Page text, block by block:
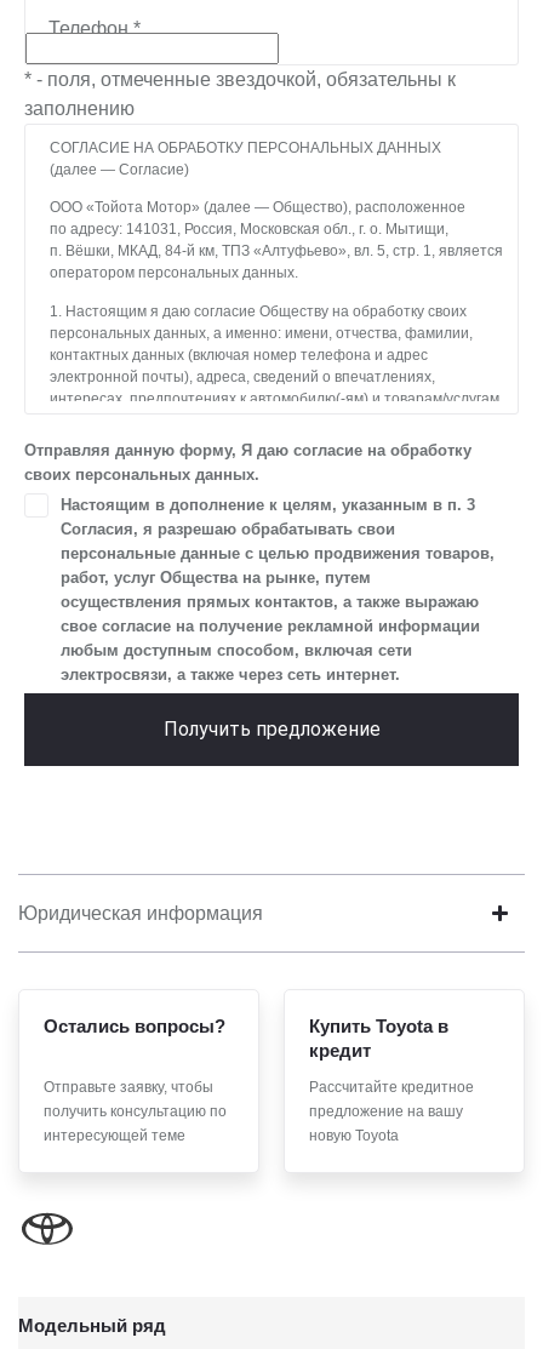
Телефон*
* - поля, отмеченные звездочкой, обязательны к
заполнению
СОГЛАСИЕ НА ОБРАБОТКУ ПЕРСОНАЛЬНЫХ ДАННЫХ
(далее — Согласие)
ООО «Тойота Мотор» (далее — Общество), расположенное
по адресу: 141031, Россия, Московская обл., г. о. Мытищи,
п. Вёшки, МКАД, 84-й км, ТПЗ «Алтуфьево», вл. 5, стр. 1, является
оператором персональных данных.
1. Настоящим я даю согласие Обществу на обработку своих
персональных данных, а именно: имени, отчества, фамилии,
контактных данных (включая номер телефона и адрес
электронной почты), адреса, сведений о впечатлениях,
интересах, предпочтениях к автомобилю(-ям) и товарам/услугам,
устройства и модели мобильного телефона посетителя сайта,
уникального идентификатора посетителя сайта,
предпочтительного времени и способа для контакта, истории
контактов.
следующие действия: сбор, запись, систематизация,
накопление, хранение, уточнение (обновление, изменение),
извлечение, использование, передача (предоставление, доступ),
блокирование, удаление, уничтожение персональных данных.
Общество обрабатывает персональные данные
с использованием средств автоматизации.
осуществление взаимодействия Общества с посетителями
5. Данное Согласие действует до момента достижения цели
что Общество будет обрабатывать данные только в случае, если
6. Согласие может быть отозвано путем направления
отправлением с описью вложения по адресу: 141031, Московская
обл., г. о. Мытищи, п. Вёшки, МКАД 84-й км, ТПЗ «Алтуфьево»,
вл. 5, стр. 1.
Отправляя данную форму, Я даю согласие на обработку
своих персональных данных.
Настоящим в дополнение к целям, указанным в п. 3
Согласия, я разрешаю обрабатывать свои
персональные данные с целью продвижения товаров,
работ, услуг Общества на рынке, путем
осуществления прямых контактов, а также выражаю
свое согласие на получение рекламной информации
любым доступным способом, включая сети
электросвязи, а также через сеть интернет.
Получить предложение
Юридическая информация
Остались вопросы?
Отправьте заявку, чтобы
получить консультацию по
интересующей теме
Купить Toyota в
кредит
Рассчитайте кредитное
предложение на вашу
новую Toyota
Модельный ряд